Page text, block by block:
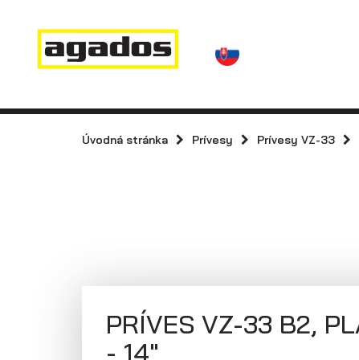
Novinky a články
Prívesy
Agados
kolesami vedľa
Úvodná stránka Prívesy Prívesy VZ-33
PRÍVES VZ-33 B2,
- 14"